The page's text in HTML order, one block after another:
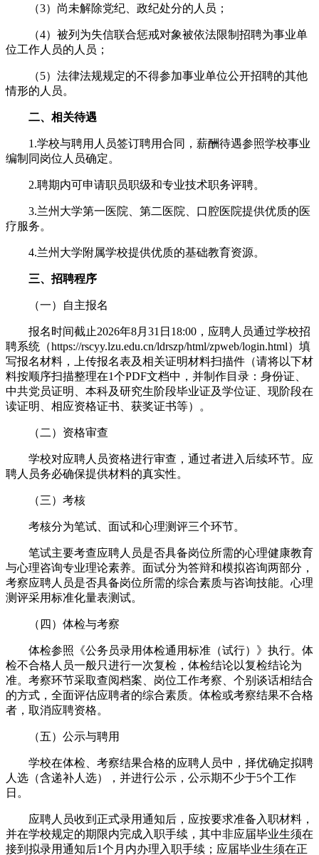
（3）尚未解除党纪、政纪处分的人员；
（4）被列为失信联合惩戒对象被依法限制招聘为事业单
位工作人员的人员；
（5）法律法规规定的不得参加事业单位公开招聘的其他
情形的人员。
二、相关待遇
1.学校与聘用人员签订聘用合同，薪酬待遇参照学校事业
编制同岗位人员确定。
2.聘期内可申请职员职级和专业技术职务评聘。
3.兰州大学第一医院、第二医院、口腔医院提供优质的医
疗服务。
4.兰州大学附属学校提供优质的基础教育资源。
三、招聘程序
（一）自主报名
报名时间截止2026年8月31日18:00，应聘人员通过学校招
聘系统（https://rscyy.lzu.edu.cn/ldrszp/html/zpweb/login.html）填
写报名材料，上传报名表及相关证明材料扫描件（请将以下材
料按顺序扫描整理在1个PDF文档中，并制作目录：身份证、
中共党员证明、本科及研究生阶段毕业证及学位证、现阶段在
读证明、相应资格证书、获奖证书等）。
（二）资格审查
学校对应聘人员资格进行审查，通过者进入后续环节。应
聘人员务必确保提供材料的真实性。
（三）考核
考核分为笔试、面试和心理测评三个环节。
笔试主要考查应聘人员是否具备岗位所需的心理健康教育
与心理咨询专业理论素养。面试分为答辩和模拟咨询两部分，
考察应聘人员是否具备岗位所需的综合素质与咨询技能。心理
测评采用标准化量表测试。
（四）体检与考察
体检参照《公务员录用体检通用标准（试行）》执行。体
检不合格人员一般只进行一次复检，体检结论以复检结论为
准。考察环节采取查阅档案、岗位工作考察、个别谈话相结合
的方式，全面评估应聘者的综合素质。体检或考察结果不合格
者，取消应聘资格。
（五）公示与聘用
学校在体检、考察结果合格的应聘人员中，择优确定拟聘
人选（含递补人选），并进行公示，公示期不少于5个工作
日。
应聘人员收到正式录用通知后，应按要求准备入职材料，
并在学校规定的期限内完成入职手续，其中非应届毕业生须在
接到拟录用通知后1个月内办理入职手续；应届毕业生须在正